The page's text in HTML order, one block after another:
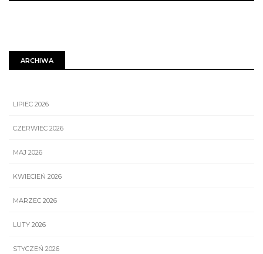
ARCHIWA
LIPIEC 2026
CZERWIEC 2026
MAJ 2026
KWIECIEŃ 2026
MARZEC 2026
LUTY 2026
STYCZEŃ 2026